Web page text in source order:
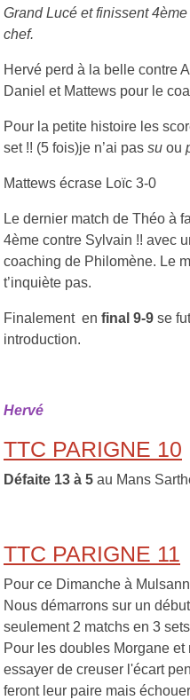
Grand Lucé et finissent
chef.
Hervé perd à la belle contre
Daniel et Mattews pour le
Pour la petite histoire les
set !! (5 fois)je n’ai pas su ou
Mattews écrase Loïc 3-0
Le dernier match de Théo à
4ème contre Sylvain !! avec
coaching de Philomène. Le
t’inquiète pas.
Finalement en final 9-9 se
introduction.
Hervé
TTC PARIGNE 10
Défaite 13 à 5 au Mans
TTC PARIGNE 11
Pour ce Dimanche à
Nous démarrons sur un
seulement 2 matchs en 3
Pour les doubles Morgane
essayer de creuser l'écart
feront leur paire mais